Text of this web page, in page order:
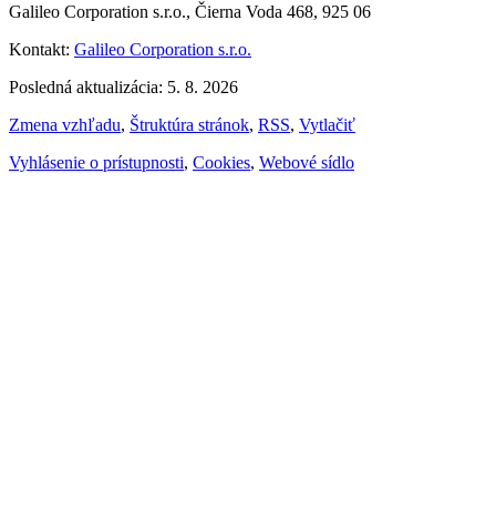
Galileo Corporation s.r.o., Čierna Voda 468, 925 06
Kontakt: Galileo Corporation s.r.o.
Posledná aktualizácia: 5. 8. 2026
Zmena vzhľadu, Štruktúra stránok, RSS, Vytlačiť
Vyhlásenie o prístupnosti, Cookies, Webové sídlo